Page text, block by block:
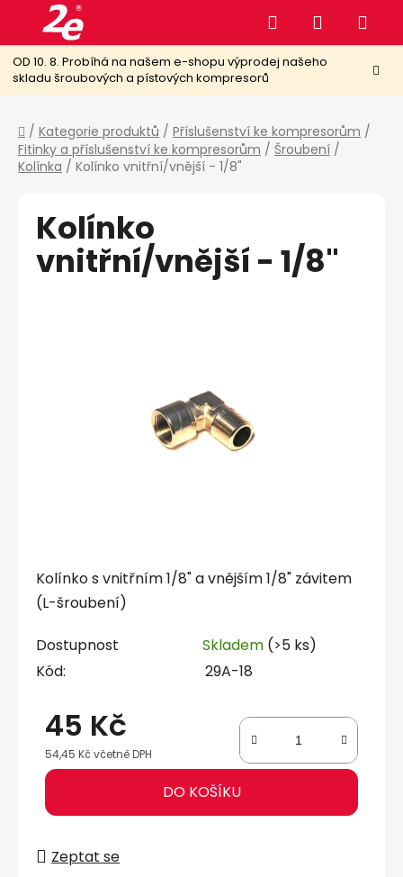
obsah
OD 10. 8. Probíhá na našem e-shopu výprodej našeho
skladu šroubových a pístových kompresorů
Hledat NÁKUPNÍ
KOŠÍK
Domů
/ Kategorie produktů / Příslušenství ke kompresorům /
Fitinky a příslušenství ke kompresorům / Šroubení /
Kolínka / Kolínko vnitřní/vnější - 1/8"
Kolínko s vnitřním 1/8" a vnějším 1/8" závitem
(L-šroubení)
Dostupnost Skladem (>5 ks)
Kód:
29A-18
45 Kč
54,45 Kč včetně DPH
Měrná cena: DO KOŠÍKU
Zeptat se
Kolínko
vnitřní/vnější - 1/8"